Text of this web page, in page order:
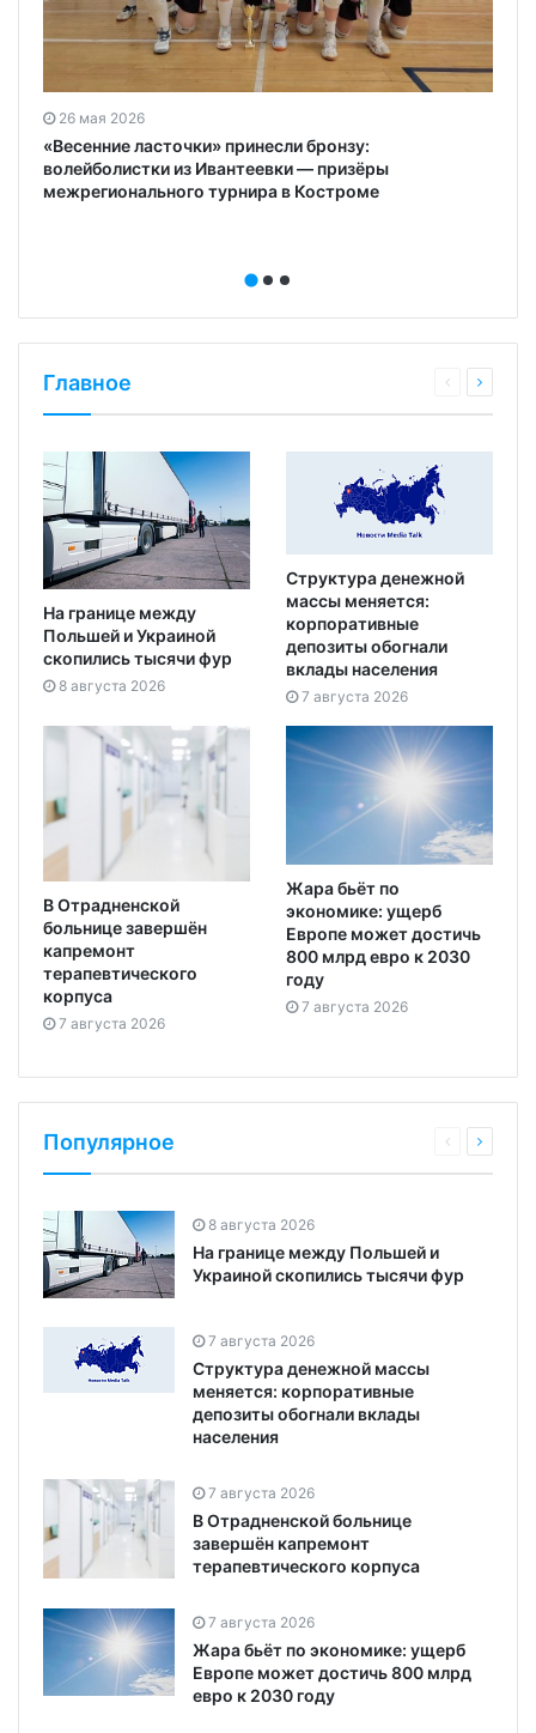
26 мая 2026
«Весенние ласточки» принесли бронзу:
волейболистки из Ивантеевки — призёры
межрегионального турнира в Костроме
Главное
На границе между
Польшей и Украиной
скопились тысячи фур
8 августа 2026
Структура денежной
массы меняется:
корпоративные
депозиты обогнали
вклады населения
7 августа 2026
В Отрадненской
больнице завершён
капремонт
терапевтического
корпуса
7 августа 2026
Жара бьёт по
экономике: ущерб
Европе может достичь
800 млрд евро к 2030
году
7 августа 2026
Популярное
8 августа 2026
На границе между Польшей и
Украиной скопились тысячи фур
7 августа 2026
Структура денежной массы
меняется: корпоративные
депозиты обогнали вклады
населения
7 августа 2026
В Отрадненской больнице
завершён капремонт
терапевтического корпуса
7 августа 2026
Жара бьёт по экономике: ущерб
Европе может достичь 800 млрд
евро к 2030 году